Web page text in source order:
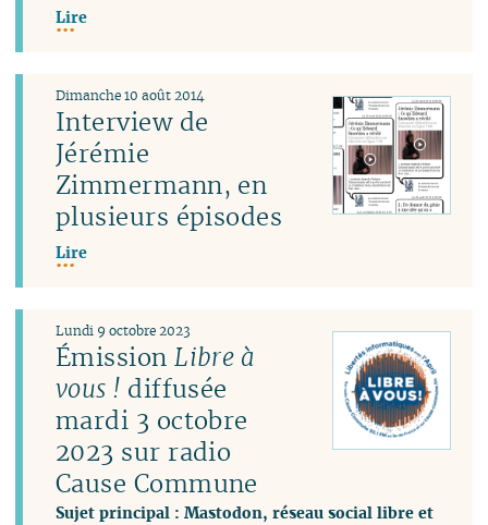
Lire
Interview de
Jérémie
Zimmermann, en
plusieurs épisodes
Dimanche 10 août 2014
Lire
ÉmissionLibre à
vous ! diffusée
mardi 3 octobre
2023 sur radio
Cause Commune
Sujet principal : Mastodon, réseau social libre et
Lundi 9 octobre 2023